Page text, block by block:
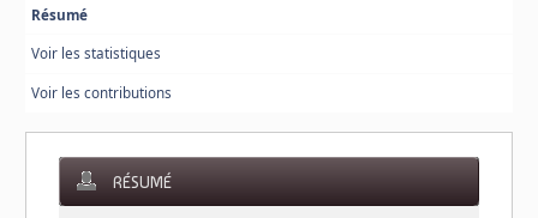
Résumé
Voir les statistiques
Voir les contributions
RÉSUMÉ